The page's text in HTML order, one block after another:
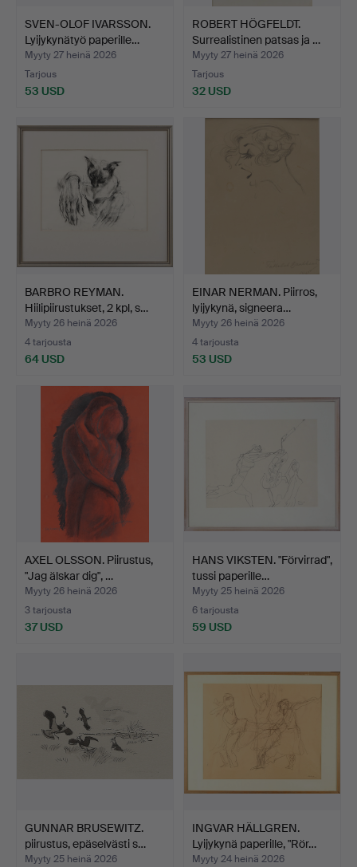
SVEN-OLOF IVARSSON.
Lyijykynätyö paperille…
Myyty 27 heinä 2026
Tarjous
53 USD
ROBERT HÖGFELDT.
Surrealistinen patsas ja …
Myyty 27 heinä 2026
Tarjous
32 USD
BARBRO REYMAN.
Hiilipiirustukset, 2 kpl, s…
Myyty 26 heinä 2026
4 tarjousta
64 USD
EINAR NERMAN. Piirros,
lyijykynä, signeera…
Myyty 26 heinä 2026
4 tarjousta
53 USD
AXEL OLSSON. Piirustus,
"Jag älskar dig", …
Myyty 26 heinä 2026
3 tarjousta
37 USD
HANS VIKSTEN. "Förvirrad",
tussi paperille…
Myyty 25 heinä 2026
6 tarjousta
59 USD
GUNNAR BRUSEWITZ.
piirustus, epäselvästi s…
Myyty 25 heinä 2026
INGVAR HÄLLGREN.
Lyijykynä paperille, "Rör…
Myyty 24 heinä 2026